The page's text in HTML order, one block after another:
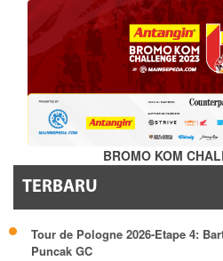
BROMO KOM
TERBARU
Tour de Pologne 2026-Etape 4:
Puncak GC